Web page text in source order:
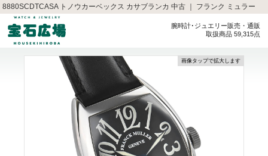
8880SCDTCASA トノウカーベックス カサブランカ 中古 ｜ フランク ミュラー
腕時計･ジュエリー販売・通販
取扱商品 59,315点
画像タップで拡大します